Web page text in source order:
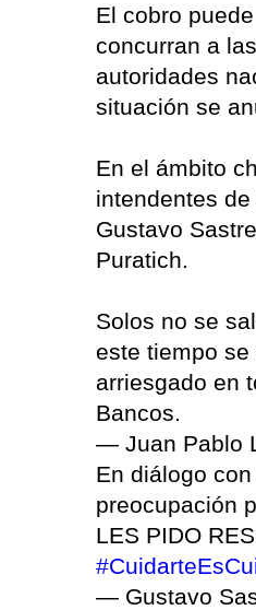
El cobro
concurran a
autoridades
situación se
En el ámbito
intendentes
Gustavo
Puratich.
Solos no se
este tiempo
arriesgado en
Bancos.
— Juan Pablo
En diálogo
preocupación
LES PIDO
— Gustavo